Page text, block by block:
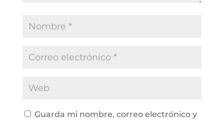
Guarda mi nombre, correo electrónico y